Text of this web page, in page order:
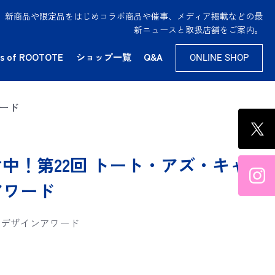
商品や限定品をはじめコラボ商品や催事、メディア掲載などの最
新ニュースと取扱店舗をご案内。
of ROOTOTE ショップ一覧 Q&A ONLINE SHOP
ド
！第22回 トート・アズ・キャ
ード
ザインアワード